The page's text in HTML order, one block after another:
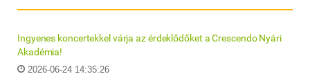
Ingyenes koncertekkel várja az érdeklődőket a Crescendo Nyári
Akadémia!
2026-06-24 14:35:26